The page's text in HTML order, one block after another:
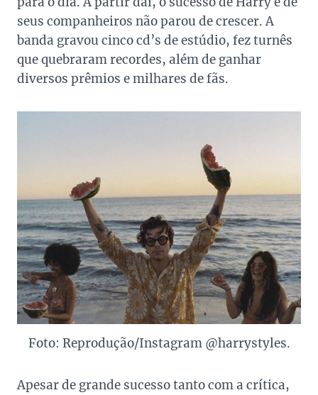
seus companheiros não parou de crescer. A
banda gravou cinco cd’s de estúdio, fez turnês
que quebraram recordes, além de ganhar
diversos prêmios e milhares de fãs.
Foto: Reprodução/Instagram @harrystyles.
Apesar de grande sucesso tanto com a crítica,